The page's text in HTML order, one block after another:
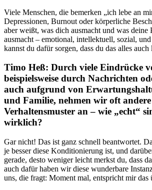
Viele Menschen, die bemerken „ich lebe an
Depressionen, Burnout oder körperliche
aber weißt, was dich ausmacht und was deine
ausmacht – emotional, intellektuell, sozial,
kannst du dafür sorgen, dass du das alles auch
Timo Heß: Durch viele Eindrücke
beispielsweise durch Nachrichten
auch aufgrund von
und Familie, nehmen wir oft andere
Verhaltensmuster an – wie „echt“
wirklich?
Gar nicht! Das ist ganz schnell beantwortet.
je besser diese Konditionierung ist, und
gerade, desto weniger leicht merkst du, dass
auch dafür haben wir diese wunderbare
uns, die fragt: Moment mal, entspricht mir das